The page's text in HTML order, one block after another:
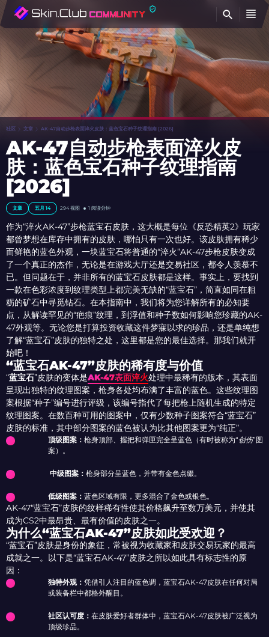
社区 文章 AK-47自动步枪表面淬火皮肤：蓝色宝石种子纹理指南 [2026]
AK-47自动步枪表面淬火皮
肤：蓝色宝石种子纹理指南
[2026]
文章 五月 14 294 视图 1 阅读分钟
作为“淬火AK-47”步枪蓝宝石皮肤，这大概是每位《反恐精英2》玩家
都曾梦想在库存中拥有的皮肤，哪怕只有一次也好。该皮肤拥有稀少
而鲜艳的蓝色外观，一块蓝宝石将普通的“淬火”AK-47步枪皮肤变成
了一个真正的杰作，无论是在游戏大厅还是交易社区，都令人羡慕不
已。但问题在于，并非所有的蓝宝石皮肤都是这样。事实上，要找到
一款在色彩浓度到纹理类型上都完美无缺的“蓝宝石”，简直如同在粗
粝的矿石中寻觅钻石。在本指南中，我们将为您详解所有的必知要
点，从解读罕见的“疤痕”纹理，到浮值和种子数如何影响您珍藏的AK-
47外观等。无论您是打算投资收藏这件梦寐以求的珍品，还是单纯想
了解“蓝宝石”皮肤的独特之处，这里都是您的最佳选择。那我们就开
始吧！
“蓝宝石AK-47”皮肤的稀有度与价值
“蓝宝石”皮肤的变体是AK-47表面淬火处理中最稀有的版本，其表面
呈现出独特的纹理图案，枪身各处均布满了丰富的蓝色。这些纹理图
案根据“种子”编号进行评级，该编号指代了每把枪上随机生成的特定
纹理图案。在数百种可用的图案中，仅有少数种子图案符合“蓝宝石”
皮肤的标准，其中部分图案的蓝色被认为比其他图案更为“纯正”。
顶级图案： 枪身顶部、握把和弹匣完全呈蓝色（有时被称为“创伤”图
案）。
中级图案： 枪身部分呈蓝色，并带有金色点缀。
低级图案： 蓝色区域有限，更多混合了金色或银色。
AK-47“蓝宝石”皮肤的纹样稀有性使其价格飙升至数万美元，并使其
成为CS2中最昂贵、最有价值的皮肤之一。
为什么“蓝宝石AK-47”皮肤如此受欢迎？
“蓝宝石”皮肤是身份的象征，常被视为收藏家和皮肤交易玩家的最高
成就之一。以下是“蓝宝石AK-47”皮肤之所以如此具有标志性的原
因：
独特外观： 凭借引人注目的蓝色调，蓝宝石AK-47皮肤在任何对局
或装备栏中都格外醒目。
社区认可度： 在皮肤爱好者群体中，蓝宝石AK-47皮肤被广泛视为
顶级珍品。